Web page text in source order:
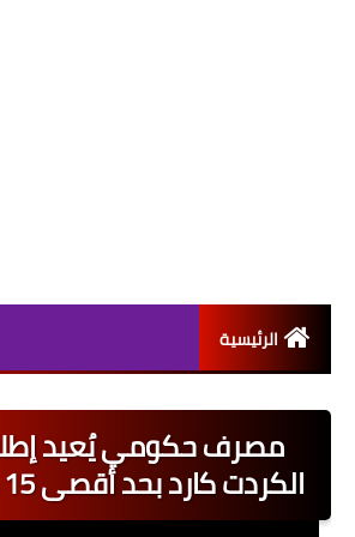
الرئيسية
اخبار
اخبار
مصرف حكومي يُعيد
الكردت كارد بحد أقصى 15 مليون دينار